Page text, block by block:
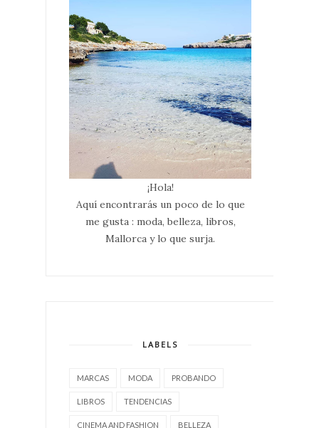
¡Hola!
Aquí encontrarás un poco de lo que
me gusta : moda, belleza, libros,
Mallorca y lo que surja.
LABELS
MARCAS MODA PROBANDO
LIBROS TENDENCIAS
CINEMA AND FASHION BELLEZA